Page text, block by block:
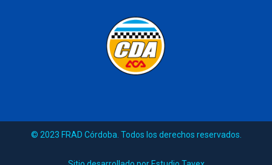
© 2023 FRAD Córdoba. Todos los derechos reservados.